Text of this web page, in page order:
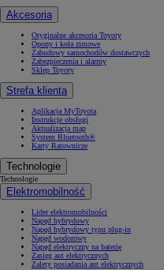
Akcesoria
Oryginalne akcesoria Toyoty
Opony i koła zimowe
Zabudowy samochodów dostawczych
Zabezpieczenia i alarmy
Sklep Toyoty
Strefa klienta
Aplikacja MyToyota
Instrukcje obsługi
Aktualizacja map
System Bluetooth®
Karty Ratownicze
Technologie
Technologie
Elektromobilność
Lider elektromobilności
Napęd hybrydowy
Napęd hybrydowy typu plug-in
Napęd wodorowy
Napęd elektryczny na baterię
Zasięg aut elektrycznych
Zalety posiadania aut elektrycznych